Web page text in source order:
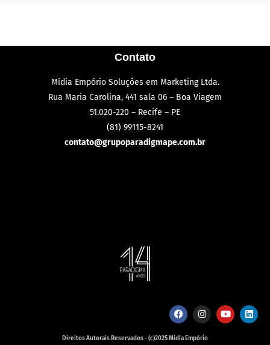
Contato
Mídia Empório Soluções em Marketing Ltda.
Rua Maria Carolina, 441 sala 06 – Boa Viagem
51.020-220 – Recife – PE
(81) 99115-8241
contato@grupoparadigmape.com.br
Política de Privacidade - Termos de Uso